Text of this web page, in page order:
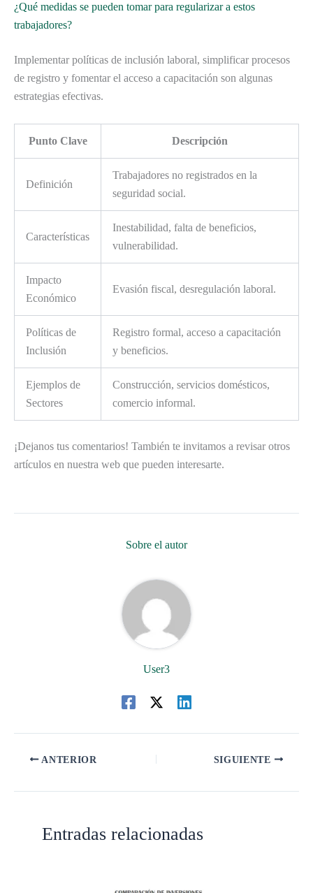
¿Qué medidas se pueden tomar para regularizar a estos
trabajadores?
Implementar políticas de inclusión laboral, simplificar procesos
de registro y fomentar el acceso a capacitación son algunas
estrategias efectivas.
Punto Clave Descripción
Definición
Trabajadores no registrados en la
seguridad social.
Características
Inestabilidad, falta de beneficios,
vulnerabilidad.
Impacto
Económico
Evasión fiscal, desregulación laboral.
Políticas de
Inclusión
Registro formal, acceso a capacitación
y beneficios.
Ejemplos de
Sectores
Construcción, servicios domésticos,
comercio informal.
¡Dejanos tus comentarios! También te invitamos a revisar otros
artículos en nuestra web que pueden interesarte.
Sobre el autor
User3
ANTERIOR SIGUIENTE
Entradas relacionadas